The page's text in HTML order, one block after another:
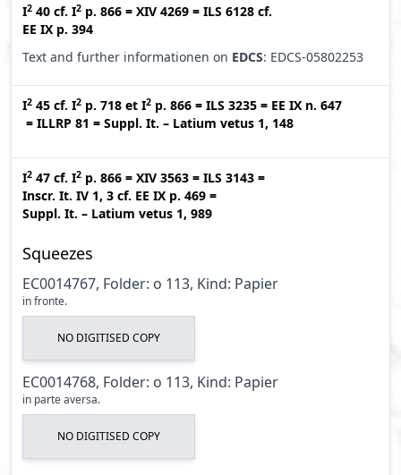
I2 40 cf. I2 p. 866 = XIV 4269 = ILS 6128 cf.
EE IX p. 394
Text and further informationen on EDCS: EDCS-05802253
I2 45 cf. I2 p. 718 et I2 p. 866 = ILS 3235 = EE IX n. 647
= ILLRP 81 = Suppl. It. – Latium vetus 1, 148
I2 47 cf. I2 p. 866 = XIV 3563 = ILS 3143 =
Inscr. It. IV 1, 3 cf. EE IX p. 469 =
Suppl. It. – Latium vetus 1, 989
Squeezes
EC0014767, Folder: o 113, Kind: Papier
in fronte.
NO DIGITISED COPY
EC0014768, Folder: o 113, Kind: Papier
in parte aversa.
NO DIGITISED COPY